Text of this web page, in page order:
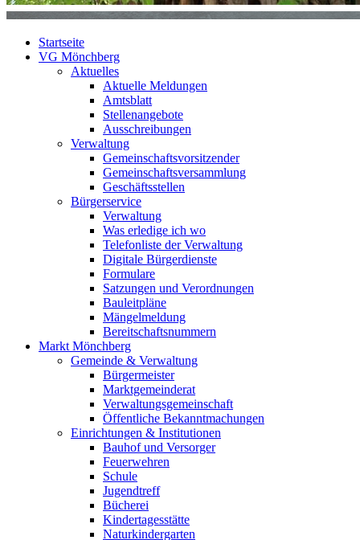
Startseite
VG Mönchberg
Aktuelles
Aktuelle Meldungen
Amtsblatt
Stellenangebote
Ausschreibungen
Verwaltung
Gemeinschaftsvorsitzender
Gemeinschaftsversammlung
Geschäftsstellen
Bürgerservice
Verwaltung
Was erledige ich wo
Telefonliste der Verwaltung
Digitale Bürgerdienste
Formulare
Satzungen und Verordnungen
Bauleitpläne
Mängelmeldung
Bereitschaftsnummern
Markt Mönchberg
Gemeinde & Verwaltung
Bürgermeister
Marktgemeinderat
Verwaltungsgemeinschaft
Öffentliche Bekanntmachungen
Einrichtungen & Institutionen
Bauhof und Versorger
Feuerwehren
Schule
Jugendtreff
Bücherei
Kindertagesstätte
Naturkindergarten